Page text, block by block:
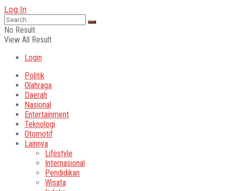
Log In
No Result
View All Result
Login
Politik
Olahraga
Daerah
Nasional
Entertainment
Teknologi
Otomotif
Lainnya
Lifestyle
Internasional
Pendidikan
Wisata